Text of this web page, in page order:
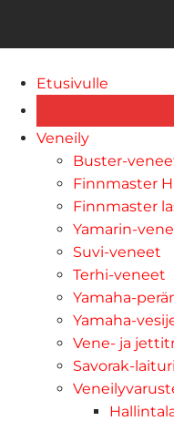
Etusivulle
Veneily
Buster-
Finnmaster
Finnmaster
Yamarin-
Suvi-veneet
Terhi-veneet
Yamaha-
Yamaha-
Vene- ja
Savorak-